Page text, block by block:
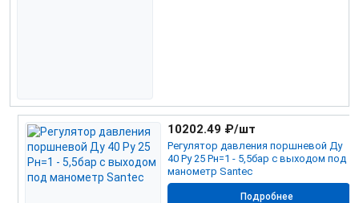
Регулятор давления поршневой Ду
40 Ру 25 Рн=1 - 5,5бар с выходом под
манометр Santec
10202.49 ₽/шт
Подробнее